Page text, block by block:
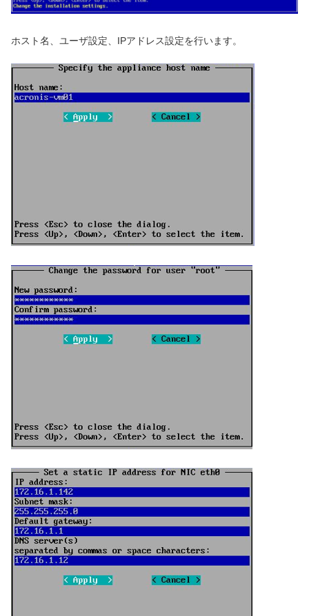
ホスト名、ユーザ設定、IPアドレス設定を行います。